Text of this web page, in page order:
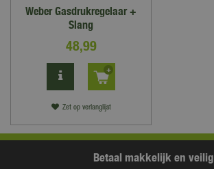
Weber Gasdrukregelaar +
Slang
48,99
Zet op verlanglijst
Betaal makkelijk en veilig